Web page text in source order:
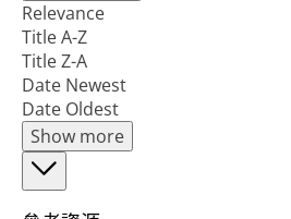
Relevance
Title A-Z
Title Z-A
Date Newest
Date Oldest
Show more